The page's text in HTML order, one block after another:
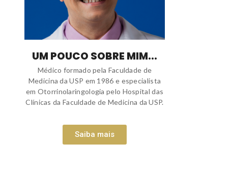
UM POUCO SOBRE MIM...
Médico formado pela Faculdade de
Medicina da USP em 1986 e especialista
em Otorrinolaringologia pelo Hospital das
Clínicas da Faculdade de Medicina da USP.
Saiba mais